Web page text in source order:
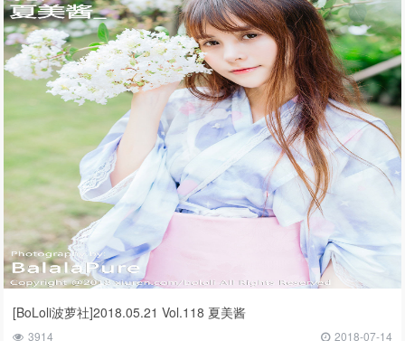
[BoLoli波萝社]2018.05.21 Vol.118 夏美酱
3914 2018-07-14